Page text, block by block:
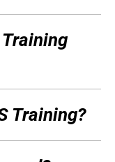
Training?